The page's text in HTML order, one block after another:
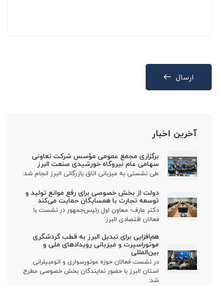
ارسال
آخرین اخبار
برگزاری مجمع عمومی مؤسس شرکت تعاونی
سهامی عام نیروگاه خورشیدی صنعت البرز
طی نشستی به میزبانی اتاق بازرگانی البرز انجام شد:
دولت از بخش خصوصی برای رفع موانع تولید و
توسعه تجارت با همسایگان حمایت می‌کند
دکتر عارف؛ معاون اول رئیس‌جمهور در نشست با
فعالان اقتصادی البرز:
هم‌افزایی برای تبدیل البرز به قطب گردشگری
موتوراسپرت و میزبانی رویدادهای ملی و
بین‌المللی
در نشست فعالان حوزه موتورسواری و اتومبیلرانی
استان البرز با حضور نمایندگان بخش خصوصی مطرح
شد: